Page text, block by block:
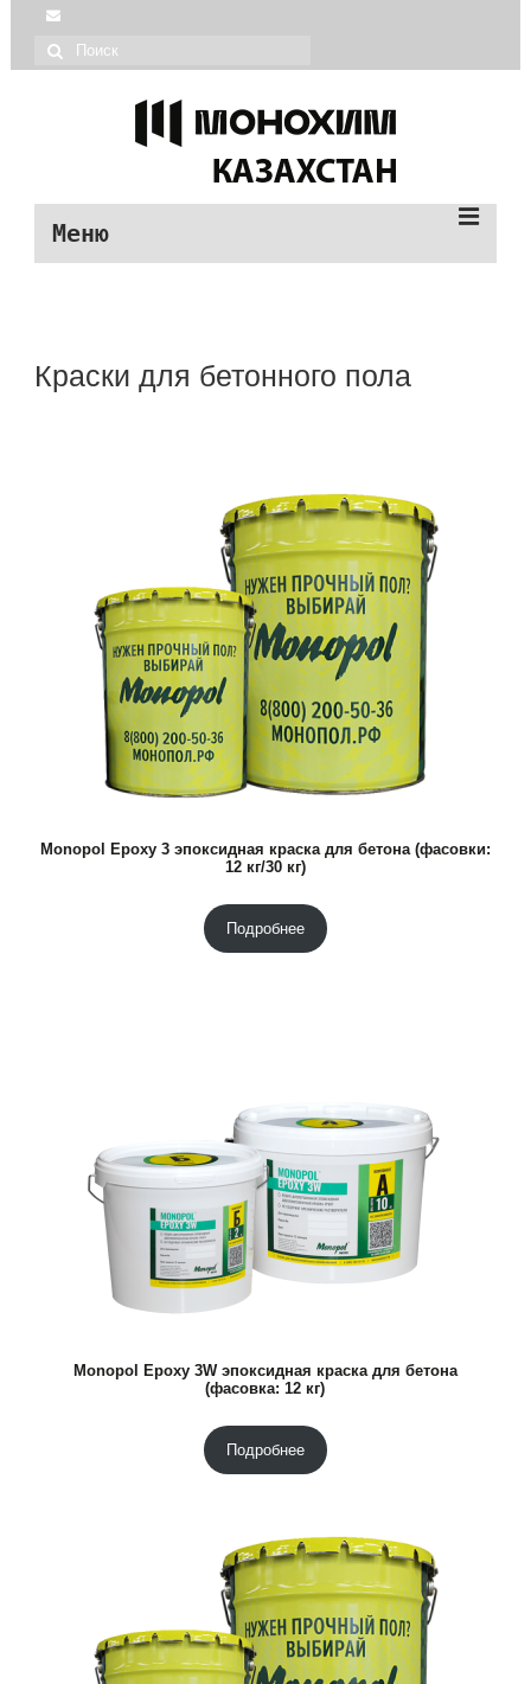
Меню
| Монопол продукция
Краски для бетонного пола
Monopol Epoxy 3 эпоксидная краска для бетона (фасовки:
12 кг/30 кг)
Подробнее
Monopol Epoxy 3W эпоксидная краска для бетона
(фасовка: 12 кг)
Подробнее